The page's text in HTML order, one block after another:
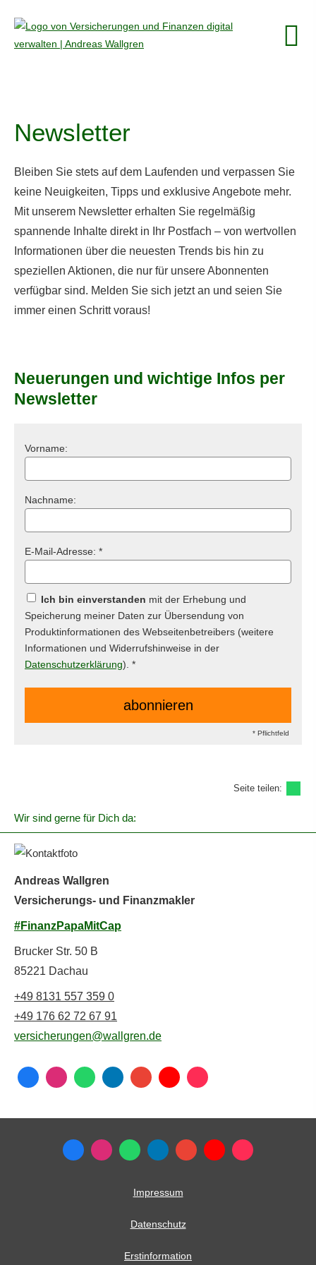
Newsletter
Bleiben Sie stets auf dem Laufenden und verpassen Sie
keine Neuigkeiten, Tipps und exklusive Angebote mehr.
Mit unserem Newsletter erhalten Sie regelmäßig
spannende Inhalte direkt in Ihr Postfach – von wertvollen
Informationen über die neuesten Trends bis hin zu
speziellen Aktionen, die nur für unsere Abonnenten
verfügbar sind. Melden Sie sich jetzt an und seien Sie
immer einen Schritt voraus!
Neuerungen und wichtige Infos per
Newsletter
Vorname:
Nachname:
E-Mail-Adresse: *
Ich bin einverstanden mit der Erhebung und
Speicherung meiner Daten zur Übersendung von
Produktinformationen des Webseitenbetreibers (weitere
Informationen und Widerrufshinweise in der
Datenschutzerklärung). *
* Pflichtfeld
Seite teilen:
Wir sind gerne für Dich da:
Andreas Wallgren
Versicherungs- und Finanzmakler
#FinanzPapaMitCap
Brucker Str. 50 B
85221 Dachau
+49 8131 557 359 0
+49 176 62 72 67 91
versicherungen@wallgren.de
Impressum
Datenschutz
Erstinformation